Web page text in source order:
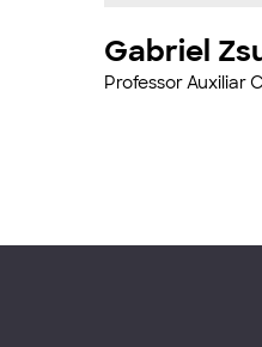
Gabriel
Professor Auxiliar